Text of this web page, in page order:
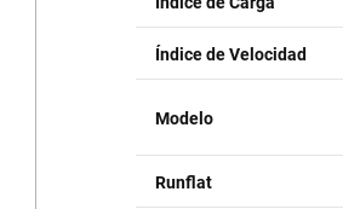
Índice de Velocidad
Modelo
Runflat